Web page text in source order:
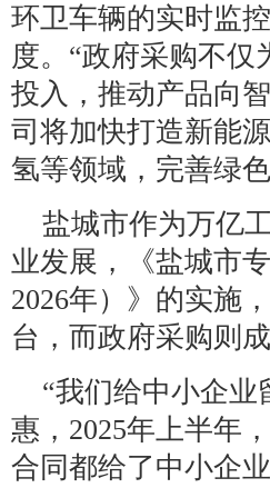
环卫车辆的实时监
度。“政府采购不
投入，推动产品向
司将加快打造新能
氢等领域，完善绿
盐城市作为万亿
业发展，《盐城市
2026年）》的实施
台，而政府采购则
“我们给中小企
惠，2025年上半年
合同都给了中小企